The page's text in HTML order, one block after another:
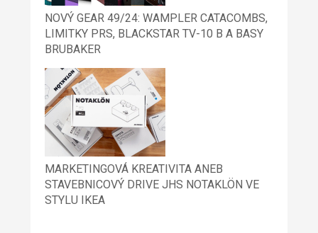
NOVÝ GEAR 49/24: WAMPLER CATACOMBS,
LIMITKY PRS, BLACKSTAR TV-10 B A BASY
BRUBAKER
MARKETINGOVÁ KREATIVITA ANEB
STAVEBNICOVÝ DRIVE JHS NOTAKLÖN VE
STYLU IKEA